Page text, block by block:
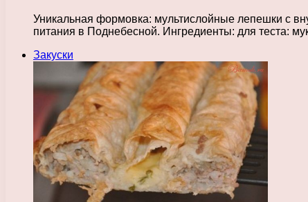
Уникальная формовка: мультислойные лепешки с
питания в Поднебесной. Ингредиенты: для теста:
Закуски